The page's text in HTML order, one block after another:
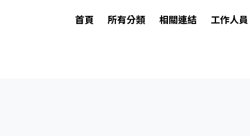
首頁 所有分類 相關連結 工作人員